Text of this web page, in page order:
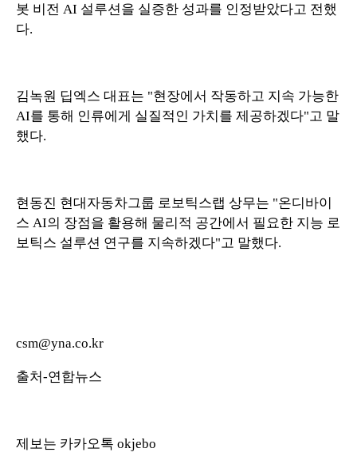
봇 비전 AI 설루션을 실증한 성과를 인정받았다고 전했
다.
김녹원 딥엑스 대표는 "현장에서 작동하고 지속 가능한
AI를 통해 인류에게 실질적인 가치를 제공하겠다"고 말
했다.
현동진 현대자동차그룹 로보틱스랩 상무는 "온디바이
스 AI의 장점을 활용해 물리적 공간에서 필요한 지능 로
보틱스 설루션 연구를 지속하겠다"고 말했다.
csm@yna.co.kr
출처-연합뉴스
제보는 카카오톡 okjebo